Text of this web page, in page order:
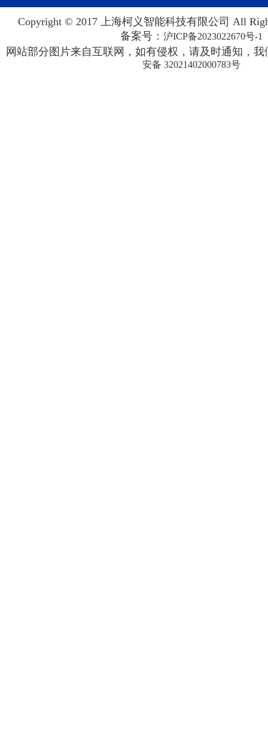
Copyright © 2017 上海柯义智能科技有限公司 All
备案号： 沪ICP备2023022670号-1
网站部分图片来自互联网，如有侵权，请及时通知，
安备 32021402000783号